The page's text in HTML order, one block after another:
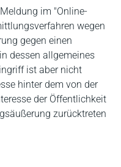
im "Online-
wegen
gegen einen
dessen allgemeines
ist aber nicht
hinter dem von der
der Öffentlichkeit
zurücktreten